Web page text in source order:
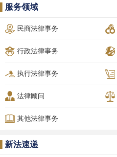
服务领域
民商法律事务
行政法律事务
执行法律事务
法律顾问
其他法律事务
新法速递